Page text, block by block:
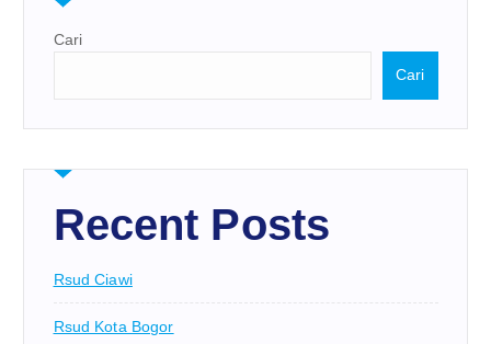
Cari
Cari
Recent Posts
Rsud Ciawi
Rsud Kota Bogor